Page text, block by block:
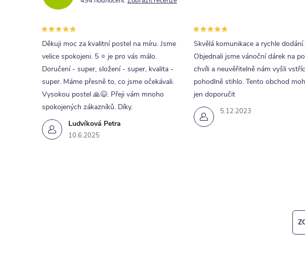
Ludvíková Petra
10.6.2025
Děkuji moc za kvalitní postel na míru. Jsme
velice spokojeni. 5 ⭐ je pro vás málo.
Doručení - super, složení - super, kvalita -
super. Máme přesně to, co jsme očekávali.
Vysokou postel 🙏😉. Přeji vám mnoho
spokojených zákazníků. Díky.
5.12.2023
Skvělá komunikace a rychle dodání.
Objednali jsme vánoční dárek na
chvíli a neuvěřitelně nám vyšli
pohodlně stihlo. Tento obchod
jen doporučit